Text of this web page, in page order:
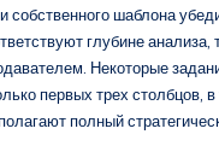
собственного шаблона
глубине анализа,
Некоторые
первых трех столбцов,
полный